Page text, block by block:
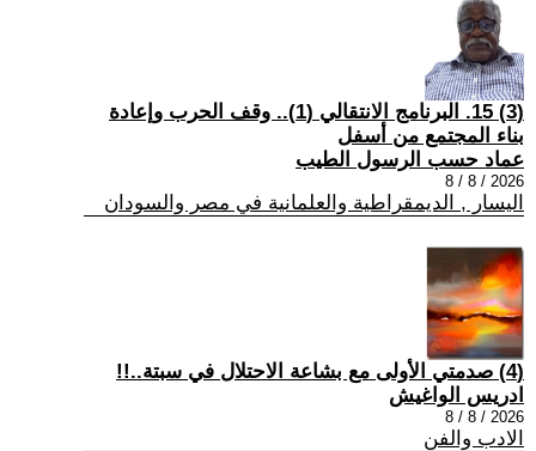
(3) 15. البرنامج الانتقالي (1).. وقف الحرب وإعادة
بناء المجتمع من أسفل
عماد حسب الرسول الطيب
2026 / 8 / 8
اليسار , الديمقراطية والعلمانية في مصر والسودان
(4) صدمتي الأولى مع بشاعة الاحتلال في سبتة..!!
ادريس الواغيش
2026 / 8 / 8
الادب والفن